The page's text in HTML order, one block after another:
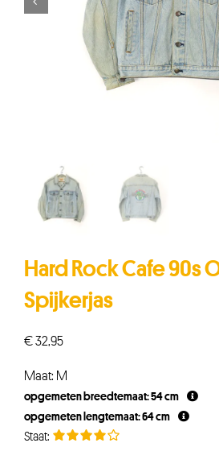
Hard Rock Cafe 90s
Spijkerjas
€32,95
Maat: M
opgemeten breedtemaat: 54 cm
opgemeten lengtemaat: 64 cm